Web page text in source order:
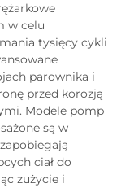
w celu
tysięcy cykli
parownika i
przed korozją
Modele pomp
są w
ciał do
zużycie i